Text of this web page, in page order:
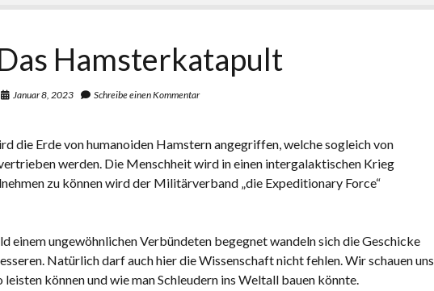
Hamsterkatapult
Januar 8, 2023 Schreibe einen Kommentar
die Erde von humanoiden Hamstern angegriffen, welche sogleich von
werden. Die Menschheit wird in einen intergalaktischen Krieg
zu können wird der Militärverband „die Expeditionary Force“
einem ungewöhnlichen Verbündeten begegnet wandeln sich die Geschicke
Natürlich darf auch hier die Wissenschaft nicht fehlen. Wir schauen uns
leisten können und wie man Schleudern ins Weltall bauen könnte.